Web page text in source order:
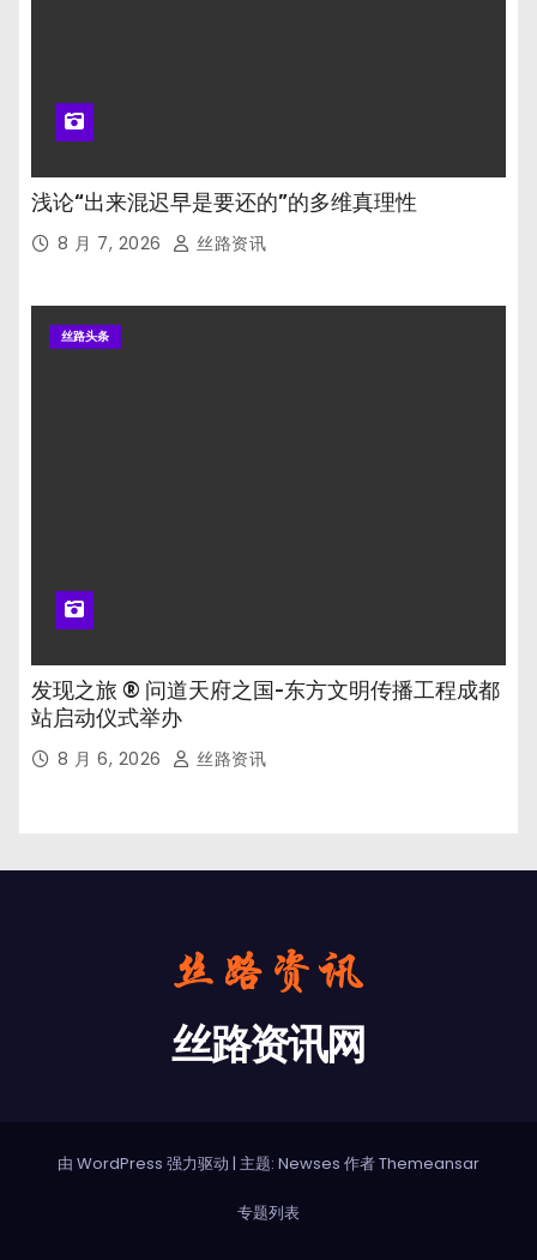
浅论“出来混迟早是要还的”的多维真理性
8 月 7, 2026 丝路资讯
丝路头条
发现之旅 ® 问道天府之国-东方文明传播工程成都
站启动仪式举办
8 月 6, 2026 丝路资讯
丝路资讯网
由 WordPress 强力驱动 | 主题: Newses 作者Themeansar
专题列表